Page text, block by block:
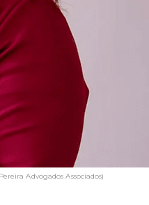
Advogados Associados)